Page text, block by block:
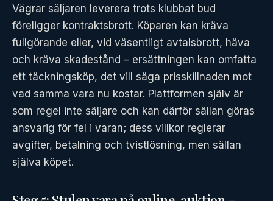
Vägrar säljaren leverera trots klubbat bud
föreligger kontraktsbrott. Köparen kan kräva
fullgörande eller, vid väsentligt avtalsbrott, häva
och kräva skadestånd – ersättningen kan omfatta
ett täckningsköp, det vill säga prisskillnaden mot
vad samma vara nu kostar. Plattformen själv är
som regel inte säljare och kan därför sällan göras
ansvarig för fel i varan; dess villkor reglerar
avgifter, betalning och tvistlösning, men sällan
själva köpet.